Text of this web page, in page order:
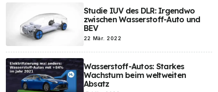
Studie IUV des DLR: Irgendwo
zwischen Wasserstoff-Auto und
BEV
22 Mär. 2022
Wasserstoff-Autos: Starkes
Wachstum beim weltweiten
Absatz